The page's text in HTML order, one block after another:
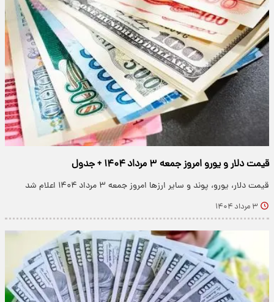
قیمت دلار و یورو امروز جمعه ۳ مرداد ۱۴۰۴ + جدول
قیمت دلار، یورو، پوند و سایر ارز‌ها امروز جمعه ۳ مرداد ۱۴۰۴ اعلام شد
۳ مرداد ۱۴۰۴